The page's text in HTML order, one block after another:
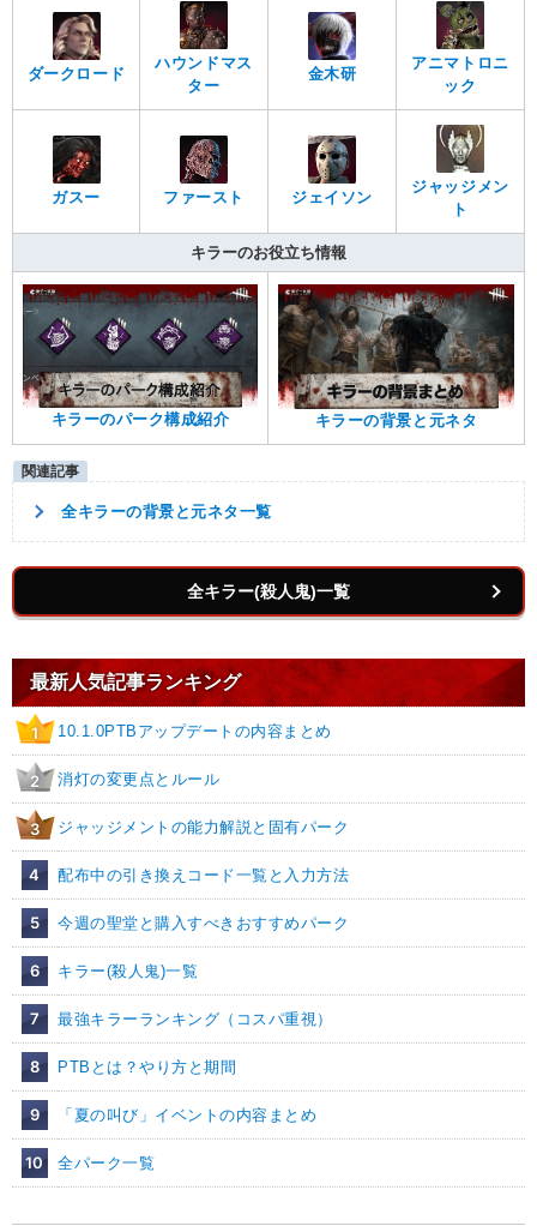
ダークロード
ハウンドマス
ター
金木研
アニマトロニ
ック
ガスー ファースト ジェイソン
ジャッジメン
ト
キラーのお役立ち情報
キラーのパーク構成紹介 キラーの背景と元ネタ
全キラーの背景と元ネタ一覧
全キラー(殺人鬼)一覧
最新人気記事ランキング
1 10.1.0PTBアップデートの内容まとめ
2 消灯の変更点とルール
3 ジャッジメントの能力解説と固有パーク
4 配布中の引き換えコード一覧と入力方法
5 今週の聖堂と購入すべきおすすめパーク
6 キラー(殺人鬼)一覧
7 最強キラーランキング（コスパ重視）
8 PTBとは？やり方と期間
9 「夏の叫び」イベントの内容まとめ
10 全パーク一覧